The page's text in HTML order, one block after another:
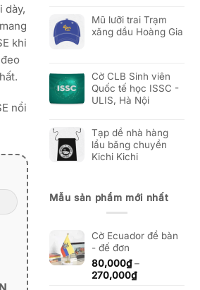
dày,
khi
nổi
Mũ lưỡi trai Trạm
xăng dầu Hoàng Gia
Cờ CLB Sinh viên
Quốc tế học ISSC -
ULIS, Hà Nội
Tạp dề nhà hàng
lẩu băng chuyền
Kichi Kichi
Mẫu sản phẩm mới nhất
Cờ Ecuador để bàn
- đế đơn
80,000₫ –
270,000₫Khoảng